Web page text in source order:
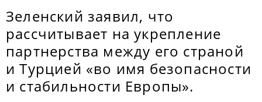
Зеленский заявил, что
рассчитывает на укрепление
партнерства между его страной
и Турцией «во имя безопасности
и стабильности Европы».